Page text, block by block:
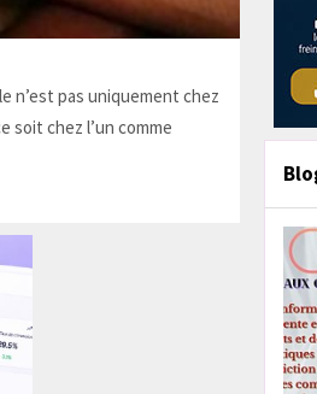
n’est pas uniquement chez
soit chez l’un comme